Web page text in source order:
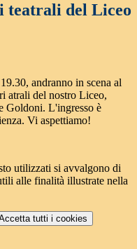
teatrali del Liceo
andranno in scena al
atrali del nostro Liceo,
Goldoni. L'ingresso è
Vi aspettiamo!
utilizzati si avvalgono di
alle finalità illustrate nella
tutti i cookies